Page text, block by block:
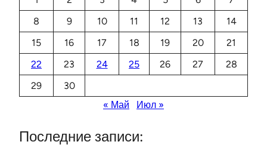
8
9 10 11 12 13
14
15
16 17 18 19 20
21
22
23 24 25 26 27
28
29
30
« Май
Июл »
Последние записи: